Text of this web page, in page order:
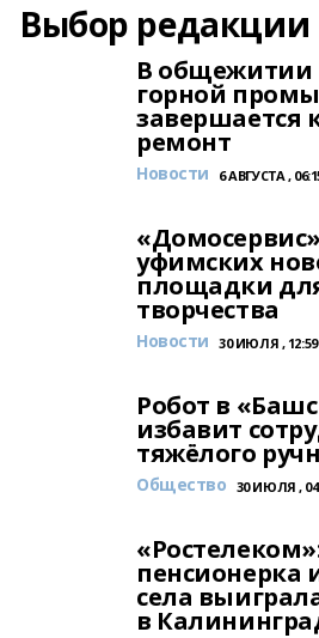
Выбор редакции
В общежитии
горной
завершается
ремонт
Новости 6 АВГУСТА ,
уфимских
площадки
творчества
Новости 30 ИЮЛЯ , 12:59
Робот в
избавит
тяжёлого
Общество 30 ИЮЛЯ ,
пенсионерка
села
в